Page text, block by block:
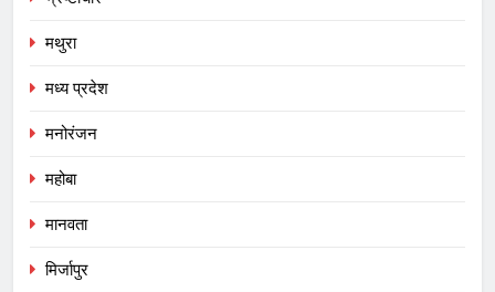
मथुरा
मध्य प्रदेश
मनोरंजन
महोबा
मानवता
मिर्जापुर